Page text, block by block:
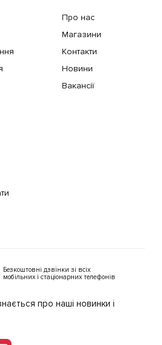
Про нас
Магазини
Контакти
Новини
Вакансії
Безкоштовні дзвінки зі всіх
мобільних і стаціонарних телефонів
про наші новинки і